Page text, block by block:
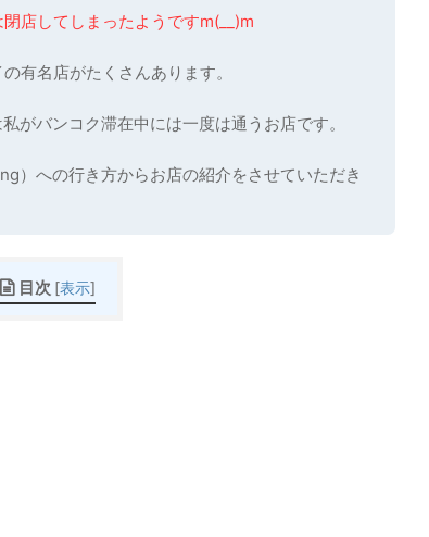
店してしまったようですm(__)m
有名店がたくさんあります。
私がバンコク滞在中には一度は通うお店です。
）への行き方からお店の紹介をさせていただき
目次 [表示]